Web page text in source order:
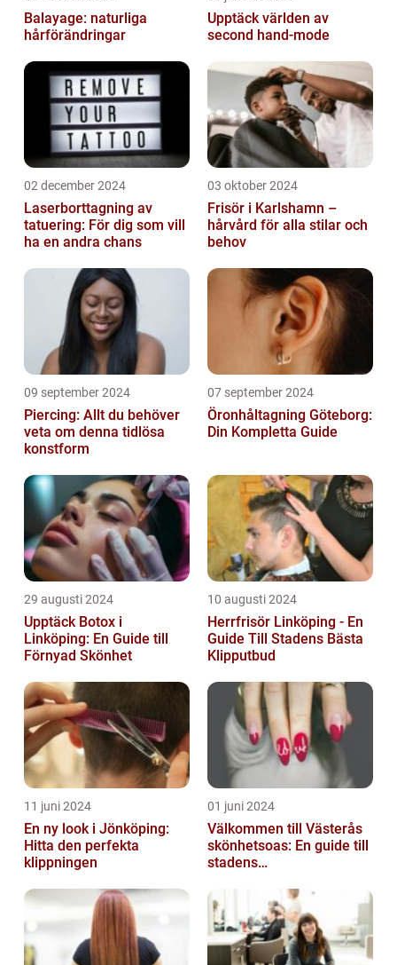
Balayage: naturliga
hårförändringar
Upptäck världen av
second hand-mode
02 december 2024
Laserborttagning av
tatuering: För dig som vill
ha en andra chans
03 oktober 2024
Frisör i Karlshamn –
hårvård för alla stilar och
behov
09 september 2024
Piercing: Allt du behöver
veta om denna tidlösa
konstform
07 september 2024
Öronhåltagning Göteborg:
Din Kompletta Guide
29 augusti 2024
Upptäck Botox i
Linköping: En Guide till
Förnyad Skönhet
10 augusti 2024
Herrfrisör Linköping - En
Guide Till Stadens Bästa
Klipputbud
11 juni 2024
En ny look i Jönköping:
Hitta den perfekta
klippningen
01 juni 2024
Välkommen till Västerås
skönhetsoas: En guide till
stadens